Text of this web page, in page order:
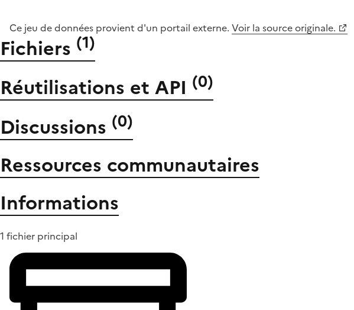
Ce jeu de données provient d'un portail externe. Voir la source originale.
Fichiers (1)
Réutilisations et API (0)
Discussions (0)
Ressources communautaires
Informations
1 fichier principal